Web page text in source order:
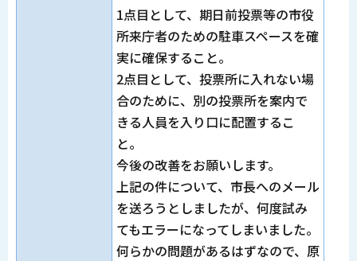
1点目として、期日前投票等の市役
所来庁者のための駐車スペースを確
実に確保すること。
2点目として、投票所に入れない場
合のために、別の投票所を案内で
きる人員を入り口に配置するこ
と。
今後の改善をお願いします。
上記の件について、市長へのメール
を送ろうとしましたが、何度試み
てもエラーになってしまいました。
何らかの問題があるはずなので、原